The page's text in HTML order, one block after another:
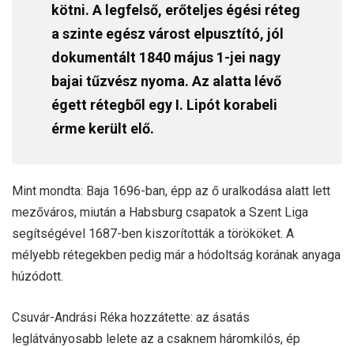
kötni. A legfelső, erőteljes égési réteg
a szinte egész várost elpusztító, jól
dokumentált 1840 május 1-jei nagy
bajai tűzvész nyoma. Az alatta lévő
égett rétegből egy I. Lipót korabeli
érme került elő.
Mint mondta: Baja 1696-ban, épp az ő uralkodása alatt lett
mezőváros, miután a Habsburg csapatok a Szent Liga
segítségével 1687-ben kiszorították a törököket. A
mélyebb rétegekben pedig már a hódoltság korának anyaga
húzódott.
Csuvár-Andrási Réka hozzátette: az ásatás
leglátványosabb lelete az a csaknem háromkilós, ép